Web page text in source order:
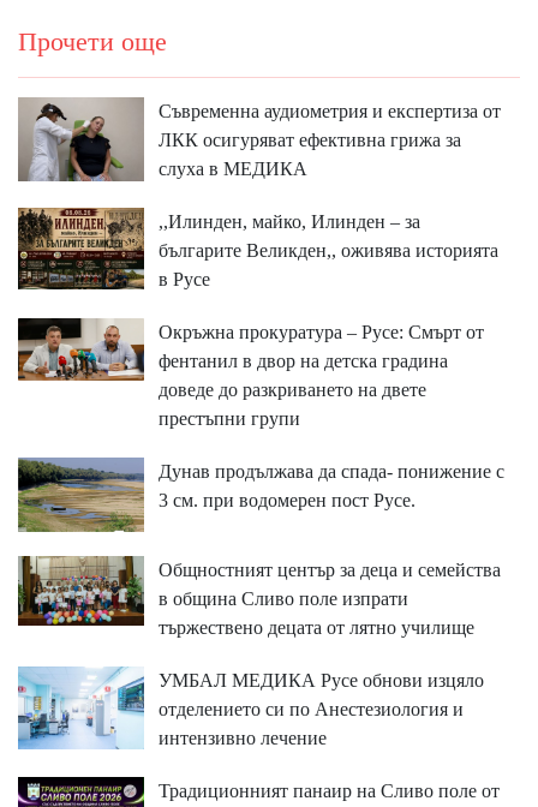
Прочети още
Съвременна аудиометрия и експертиза от
ЛКК осигуряват ефективна грижа за
слуха в МЕДИКА
,,Илинден, майко, Илинден – за
българите Великден,, оживява историята
в Русе
Окръжна прокуратура – Русе: Смърт от
фентанил в двор на детска градина
доведе до разкриването на двете
престъпни групи
Дунав продължава да спада- понижение с
3 см. при водомерен пост Русе.
Общностният център за деца и семейства
в община Сливо поле изпрати
тържествено децата от лятно училище
УМБАЛ МЕДИКА Русе обнови изцяло
отделението си по Анестезиология и
интензивно лечение
Традиционният панаир на Сливо поле от